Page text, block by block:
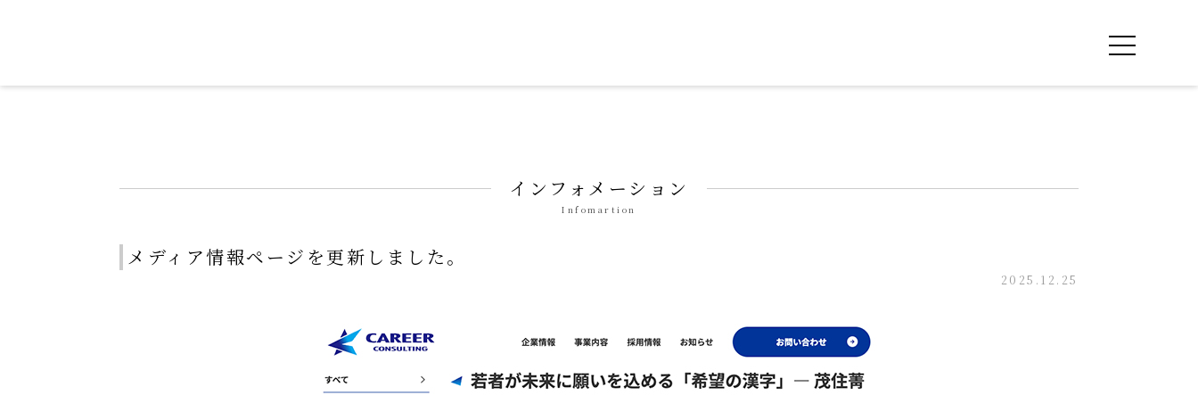
インフォメーション
Infomartion
メディア情報ページを更新しました。
2025.12.25